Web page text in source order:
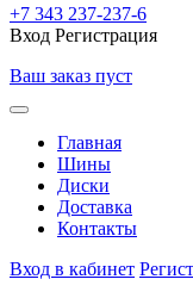
+7 343 237-237-6
Вход Регистрация
Ваш заказ пуст
Главная
Шины
Диски
Доставка
Контакты
Вход в кабинет